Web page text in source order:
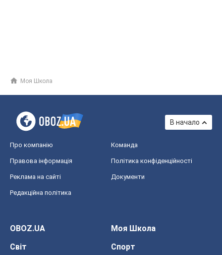
Моя Школа
В начало
Про компанію Команда
Правова інформація Політика конфіденційності
Реклама на сайті Документи
Редакційна політика
OBOZ.UA
Моя Школа
Світ
Спорт